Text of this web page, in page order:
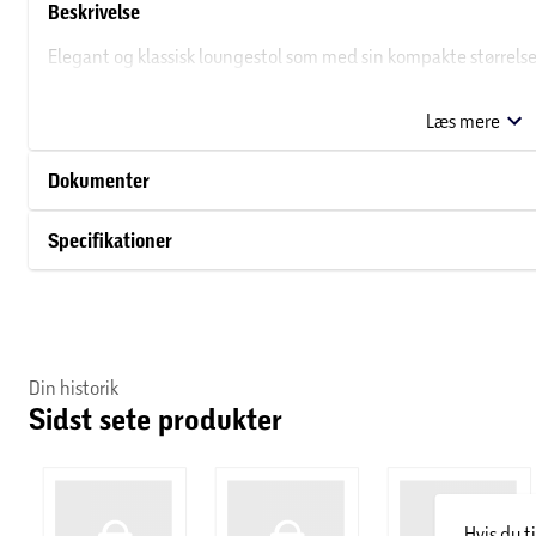
Beskrivelse
Elegant og klassisk loungestol som med sin kompakte
Læs mere
Dokumenter
Specifikationer
Din historik
Sidst sete produkter